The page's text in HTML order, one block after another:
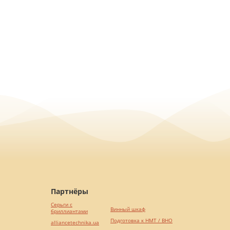
Партнёры
Серьги с
бриллиантами
alliancetechnika.ua
Винный шкаф
Подготовка к НМТ / ВНО